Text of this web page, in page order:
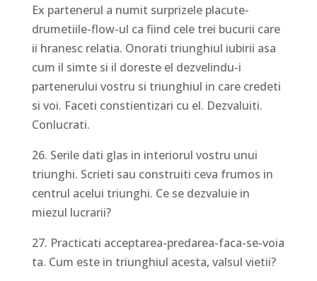
Ex partenerul a numit surprizele placute-
drumetiile-flow-ul ca fiind cele trei bucurii care
ii hranesc relatia. Onorati triunghiul iubirii asa
cum il simte si il doreste el dezvelindu-i
partenerului vostru si triunghiul in care credeti
si voi. Faceti constientizari cu el. Dezvaluiti.
Conlucrati.
26. Serile dati glas in interiorul vostru unui
triunghi. Scrieti sau construiti ceva frumos in
centrul acelui triunghi. Ce se dezvaluie in
miezul lucrarii?
27. Practicati acceptarea-predarea-faca-se-voia
ta. Cum este in triunghiul acesta, valsul vietii?